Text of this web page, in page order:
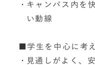
キャンパス内を
い動線
■学生を中心に考
見通しがよく、